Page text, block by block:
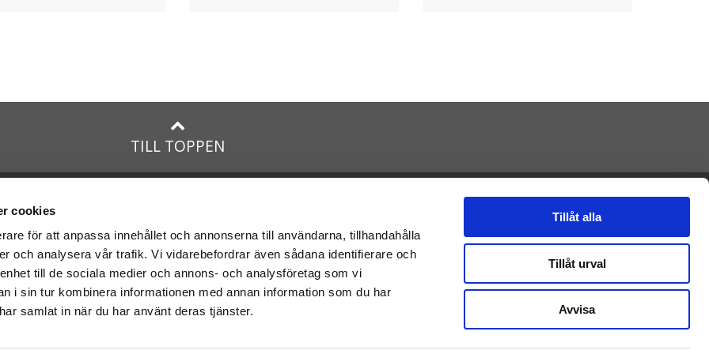
cookies
för att anpassa innehållet och annonserna till användarna, tillhandahålla
och analysera vår trafik. Vi vidarebefordrar även sådana identifierare och
till de sociala medier och annons- och analysföretag som vi
i sin tur kombinera informationen med annan information som du har
samlat in när du har använt deras tjänster.
Tillåt alla
Tillåt urval
Avvisa
De mest uppskattade påskäggen innehåller en kombination av:
– inte bara godis.
dyrare.
och innehåller produkter som barn faktiskt uppskattar. Det gör dem till ett smidigt och ofta bättre
TILL TOPPEN
med Posten och
E-mail: Kontakt@presenteriet.se